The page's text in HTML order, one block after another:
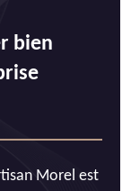
bien
Morel est